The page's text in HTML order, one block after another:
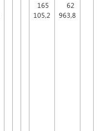
165
105,2
62
963,8